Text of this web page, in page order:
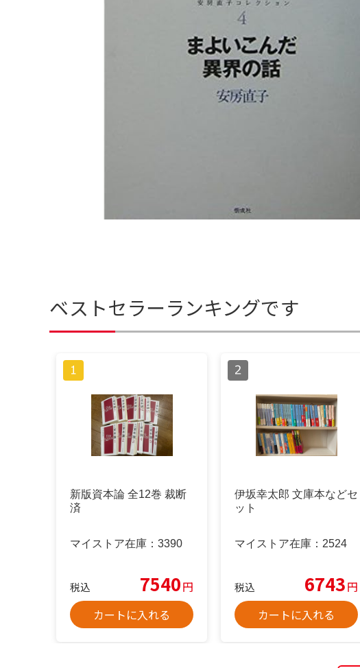
ベストセラーランキングです
新版資本論 全12巻 裁断
済
マイストア在庫： 3390
税込 7540円
カートに入れる
伊坂幸太郎 文庫本などセ
ット
マイストア在庫： 2524
税込 6743円
カートに入れる